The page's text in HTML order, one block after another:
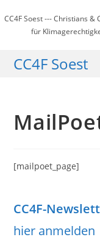
Inhalt
springen
CC4F Soest --- Christians
für
CC4F Soest
[mailpoet_page]
CC4F-
hier anmelden